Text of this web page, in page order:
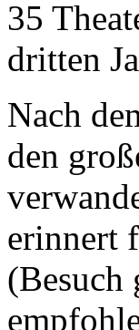
35
dritten
Nach
den
erinnert
(Besuch